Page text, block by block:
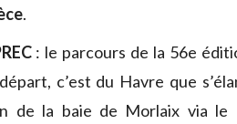
.
: le parcours de la 56e
c’est du Havre que
de la baie de Morlaix via le